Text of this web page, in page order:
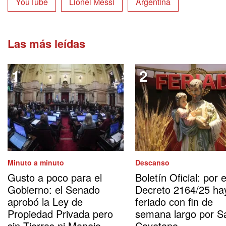
Las más leídas
Minuto a minuto
Gusto a poco para el
Gobierno: el Senado
aprobó la Ley de
Propiedad Privada pero
Descanso
Boletín Oficial: por
Decreto 2164/25
feriado con fin de
semana largo por